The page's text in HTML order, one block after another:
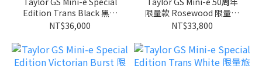
Edition Trans Black 黑色
限量旅行吉他 公司貨【宛
NT$36,000
限量款 Rosewood 限量旅
行吉他 公司貨【宛伶樂
NT$33,800